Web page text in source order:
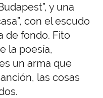
y una
con el escudo
de fondo. Fito
la poesía,
un arma que
las cosas